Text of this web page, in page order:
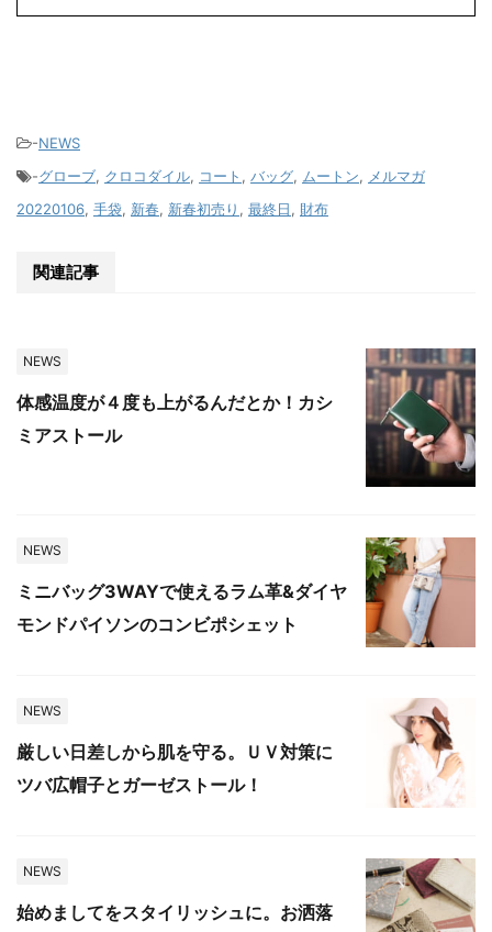
-NEWS
-グローブ, クロコダイル, コート , バッグ, ムートン, メルマガ
20220106, 手袋, 新春, 新春初売り , 最終日, 財布
関連記事
NEWS
体感温度が４度も上がるんだとか！カシ
ミアストール
NEWS
ミニバッグ3WAYで使えるラム革&ダイヤ
モンドパイソンのコンビポシェット
NEWS
厳しい日差しから肌を守る。ＵＶ対策に
ツバ広帽子とガーゼストール！
NEWS
始めましてをスタイリッシュに。お洒落